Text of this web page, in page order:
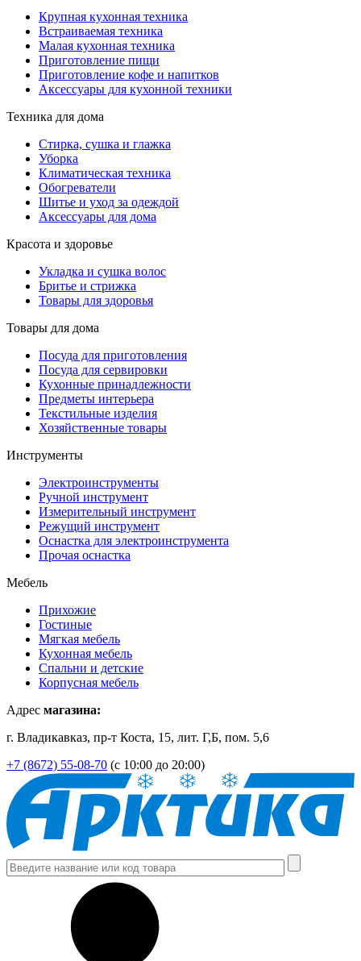
Крупная кухонная техника
Встраиваемая техника
Малая кухонная техника
Приготовление пищи
Приготовление кофе и напитков
Аксессуары для кухонной техники
Техника для дома
Стирка, сушка и глажка
Уборка
Климатическая техника
Обогреватели
Шитье и уход за одеждой
Аксессуары для дома
Красота и здоровье
Укладка и сушка волос
Бритье и стрижка
Товары для здоровья
Товары для дома
Посуда для приготовления
Посуда для сервировки
Кухонные принадлежности
Предметы интерьера
Текстильные изделия
Хозяйственные товары
Инструменты
Электроинструменты
Ручной инструмент
Измерительный инструмент
Режущий инструмент
Оснастка для электроинструмента
Прочая оснастка
Мебель
Прихожие
Гостиные
Мягкая мебель
Кухонная мебель
Спальни и детские
Корпусная мебель
Адрес магазина:
г. Владикавказ, пр-т Коста, 15, лит. Г,Б, пом. 5,6
+7 (8672) 55-08-70 (с 10:00 до 20:00)